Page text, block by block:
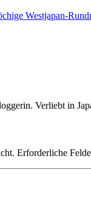
Westjapan-
Verliebt in
Erforderliche